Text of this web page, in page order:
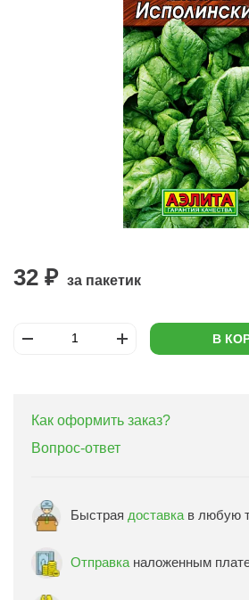
32 ₽ за пакетик
В
Как оформить заказ?
Вопрос-ответ
Быстрая доставка в любую
Отправка наложенным